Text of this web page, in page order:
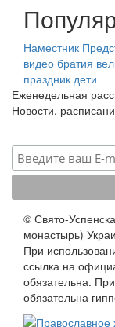
Наместник
видео братия
праздник дети
Еженедельная
Новости,
© Свято-
монастырь)
При
ссылка на
обязательна.
обязательна